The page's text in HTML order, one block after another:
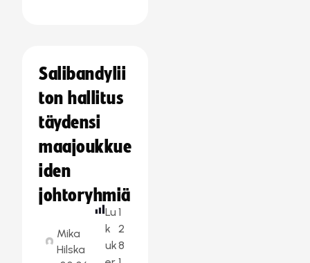
Salibandylii
ton hallitus
täydensi
maajoukkue
iden
johtoryhmiä
Mika
Hilska
Lu
k
uk
1
2
8